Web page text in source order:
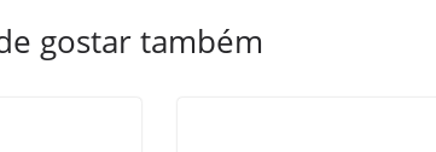
gostar também